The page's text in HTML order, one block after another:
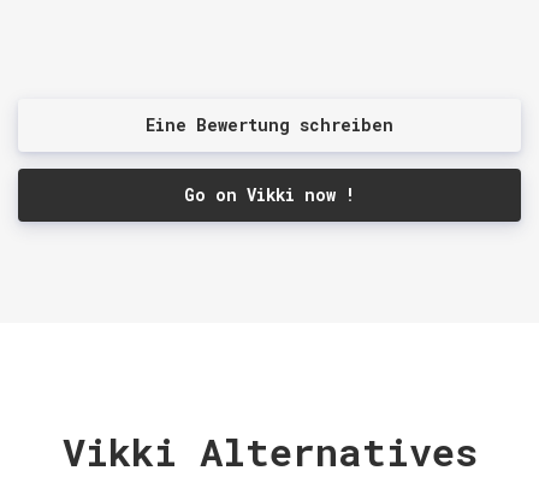
Eine Bewertung schreiben
Go on Vikki now !
Vikki Alternatives